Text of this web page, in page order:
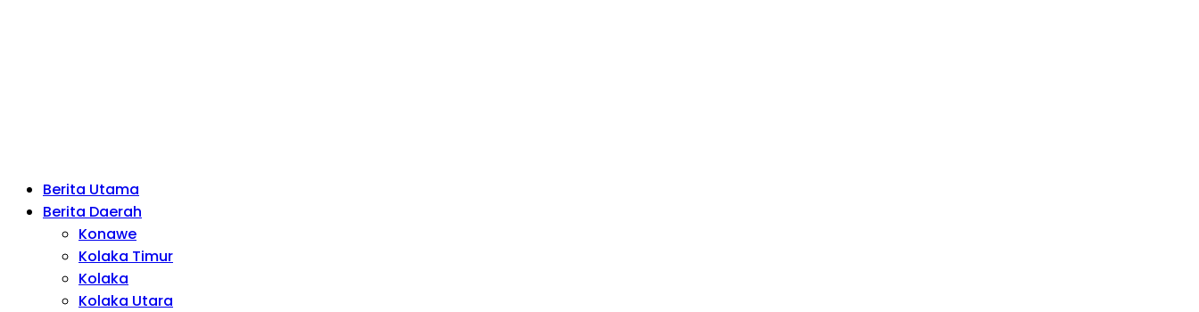
Berita Utama
Berita Daerah
Konawe
Kolaka Timur
Kolaka
Kolaka Utara